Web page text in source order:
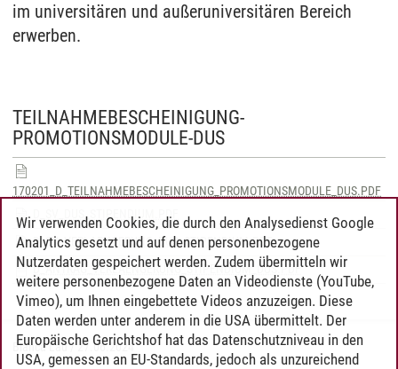
im universitären und außeruniversitären Bereich
erwerben.
TEILNAHMEBESCHEINIGUNG-
PROMOTIONSMODULE-DUS
170201_D_TEILNAHMEBESCHEINIGUNG_PROMOTIONSMODULE_DUS.PDF
D_SV_DUS_STIPENDIUM.PDF
D_SV_VERLAENGERUNG_DUS_STIPENDIUM.PDF
D_ANTRAG_VERLAENGERUNG_STIPENDIUM_DUS.PDF
Bianca Lau/27.06.2024
Wir verwenden Cookies, die durch den Analysedienst Google
Analytics gesetzt und auf denen personenbezogene
Nutzerdaten gespeichert werden. Zudem übermitteln wir
weitere personenbezogene Daten an Videodienste (YouTube,
Vimeo), um Ihnen eingebettete Videos anzuzeigen. Diese
Daten werden unter anderem in die USA übermittelt. Der
Europäische Gerichtshof hat das Datenschutzniveau in den
USA, gemessen an EU-Standards, jedoch als unzureichend